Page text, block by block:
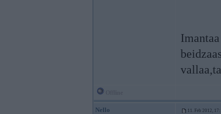
Nello 11. Feb 2012,